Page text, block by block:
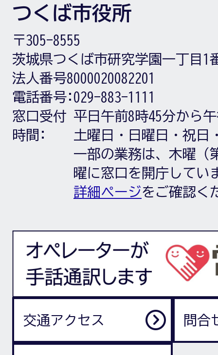
つくば市役所
〒305-8555
茨城県つくば市研究学園一丁目1
法人番号8000020082201
電話番号: 029-883-1111
窓口受付
時間:
平日午前8時45分から
土曜日・日曜日・祝日
一部の業務は、木曜（
曜に窓口を開庁してい
詳細ページをご確認く
交通アクセス 問合